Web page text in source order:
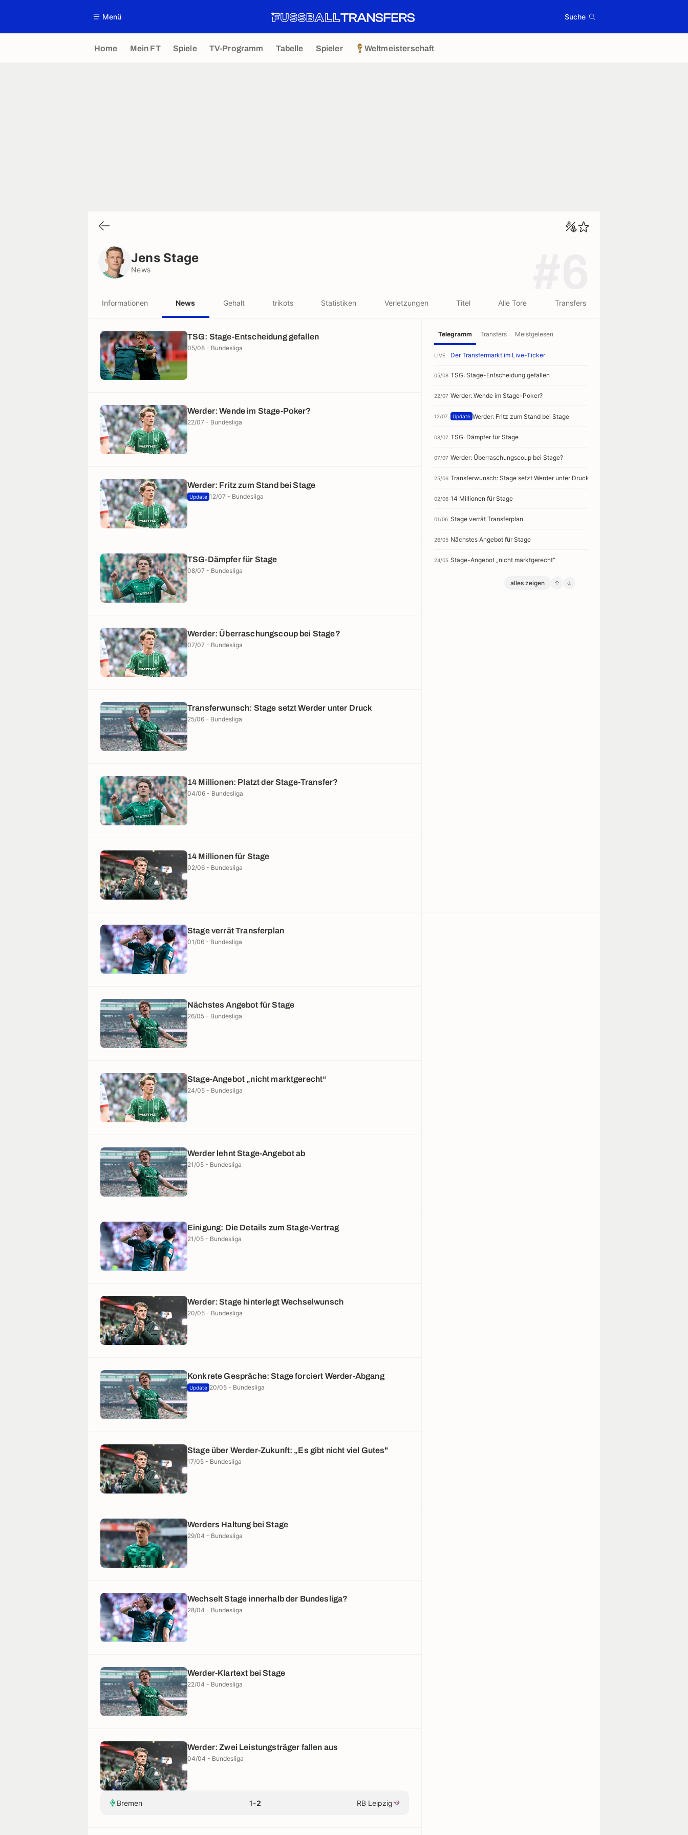
Menü Suche
Home Mein FT Spiele TV-Programm Tabelle Spieler Weltmeisterschaft
Jens Stage
News
Informationen News Gehalt trikots Statistiken Verletzungen Titel Alle Tore Transfers
TSG: Stage-Entscheidung gefallen
05/08 - Bundesliga
Werder: Wende im Stage-Poker?
22/07 - Bundesliga
Werder: Fritz zum Stand bei Stage
Update 12/07 - Bundesliga
TSG-Dämpfer für Stage
08/07 - Bundesliga
Werder: Überraschungscoup bei Stage?
07/07 - Bundesliga
Transferwunsch: Stage setzt Werder unter Druck
25/06 - Bundesliga
14 Millionen: Platzt der Stage-Transfer?
04/06 - Bundesliga
14 Millionen für Stage
02/06 - Bundesliga
Telegramm Transfers Meistgelesen
LIVE Der Transfermarkt im Live-Ticker
05/08 TSG: Stage-Entscheidung gefallen
22/07 Werder: Wende im Stage-Poker?
12/07 Update Werder: Fritz zum Stand bei Stage
08/07 TSG-Dämpfer für Stage
07/07 Werder: Überraschungscoup bei Stage?
25/06 Transferwunsch: Stage setzt Werder unter Druck
02/06 14 Millionen für Stage
01/06 Stage verrät Transferplan
26/05 Nächstes Angebot für Stage
24/05 Stage-Angebot „nicht marktgerecht“
alles zeigen
Stage verrät Transferplan
01/06 - Bundesliga
Nächstes Angebot für Stage
26/05 - Bundesliga
Stage-Angebot „nicht marktgerecht“
24/05 - Bundesliga
Werder lehnt Stage-Angebot ab
21/05 - Bundesliga
Einigung: Die Details zum Stage-Vertrag
21/05 - Bundesliga
Werder: Stage hinterlegt Wechselwunsch
20/05 - Bundesliga
Konkrete Gespräche: Stage forciert Werder-Abgang
Update 20/05 - Bundesliga
Stage über Werder-Zukunft: „Es gibt nicht viel Gutes"
17/05 - Bundesliga
Werders Haltung bei Stage
29/04 - Bundesliga
Wechselt Stage innerhalb der Bundesliga?
28/04 - Bundesliga
Werder-Klartext bei Stage
22/04 - Bundesliga
Werder: Zwei Leistungsträger fallen aus
04/04 - Bundesliga
Bremen 1-2 RB Leipzig